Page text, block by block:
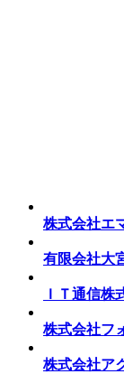
株式会社エ
有限会社大
ＩＴ通信株
株式会社フ
株式会社ア